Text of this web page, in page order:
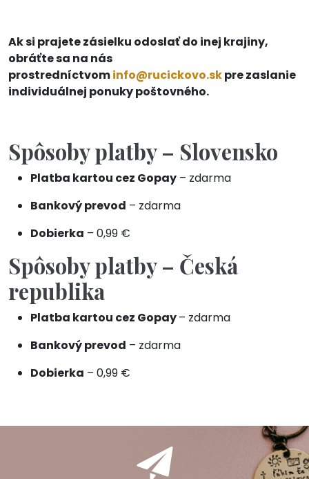
Ak si prajete zásielku odoslať do inej krajiny,
obráťte sa na nás
prostredníctvominfo@rucickovo.skpre zaslanie
individuálnej ponuky poštovného.
Spôsoby platby – Slovensko
Platba kartou cez Gopay – zdarma
Bankový prevod – zdarma
Dobierka – 0,99 €
Spôsoby platby – Česká
republika
Platba kartou cez Gopay– zdarma
Bankový prevod – zdarma
Dobierka – 0,99 €